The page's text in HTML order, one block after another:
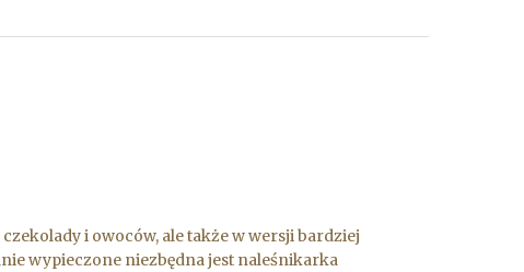
i owoców, ale także w wersji bardziej
wypieczone niezbędna jest naleśnikarka